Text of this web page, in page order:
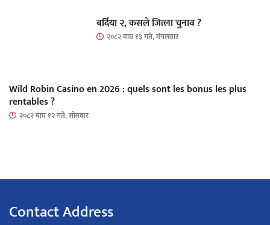
बर्दिया २, कसले जित्ला चुनाव ?
२०८२ माघ १३ गते, मंगलवार
Wild Robin Casino en 2026 : quels sont les bonus les plus
rentables ?
२०८२ माघ १२ गते, सोमबार
Contact Address